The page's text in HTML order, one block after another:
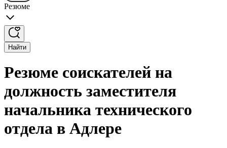
Резюме
Найти
Резюме соискателей на
должность заместителя
начальника технического
отдела в Адлере